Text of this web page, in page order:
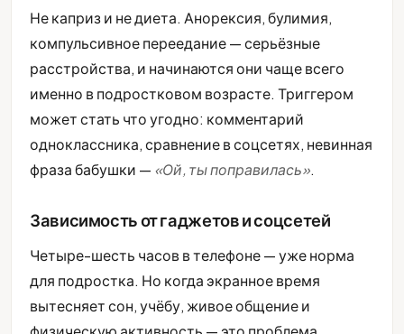
Не каприз и не диета. Анорексия, булимия,
компульсивное переедание — серьёзные
расстройства, и начинаются они чаще всего
именно в подростковом возрасте. Триггером
может стать что угодно: комментарий
одноклассника, сравнение в соцсетях, невинная
фраза бабушки — «Ой, ты поправилась».
Зависимость от гаджетов и соцсетей
Четыре-шесть часов в телефоне — уже норма
для подростка. Но когда экранное время
вытесняет сон, учёбу, живое общение и